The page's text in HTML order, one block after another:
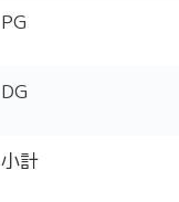
PG
DG
小計